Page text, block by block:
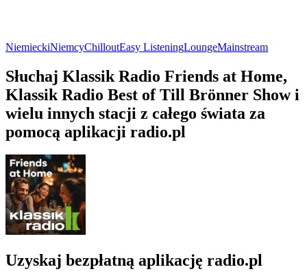
NiemieckiNiemcyChilloutEasy ListeningLoungeMainstream
Słuchaj Klassik Radio Friends at Home,
Klassik Radio Best of Till Brönner Show i
wielu innych stacji z całego świata za
pomocą aplikacji radio.pl
Uzyskaj bezpłatną aplikację radio.pl